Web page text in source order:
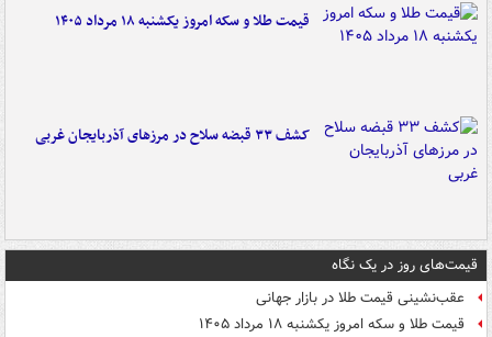
قیمت طلا و سکه امروز یکشنبه ۱۸ مرداد ۱۴۰۵
کشف ۳۳ قبضه سلاح در مرزهای آذربایجان غربی
قیمت‌های روز در یک نگاه
عقب‌نشینی قیمت طلا در بازار جهانی
قیمت طلا و سکه امروز یکشنبه ۱۸ مرداد ۱۴۰۵